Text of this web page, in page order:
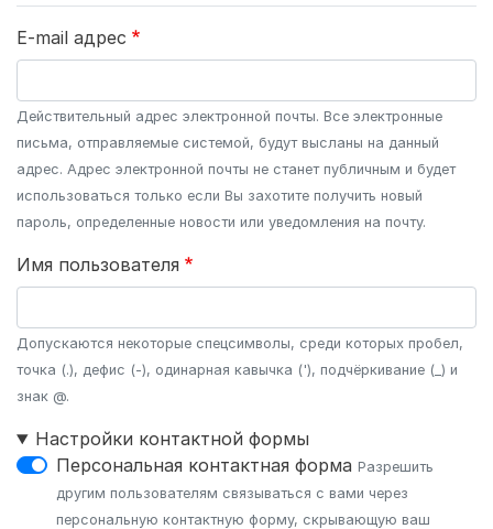
E-mail адрес
Действительный адрес электронной почты. Все электронные
письма, отправляемые системой, будут высланы на данный
адрес. Адрес электронной почты не станет публичным и будет
использоваться только если Вы захотите получить новый
пароль, определенные новости или уведомления на почту.
Имя пользователя
Допускаются некоторые спецсимволы, среди которых пробел,
точка (.), дефис (-), одинарная кавычка ('), подчёркивание (_) и
знак @.
Настройки контактной формы
Персональная контактная форма Разрешить
другим пользователям связываться с вами через
персональную контактную форму, скрывающую ваш